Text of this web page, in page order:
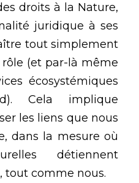
droits à la Nature,
juridique à ses
tout simplement
(et par-là même
écosystémiques
Cela implique
les liens que nous
dans la mesure où
détiennent
tout comme nous.